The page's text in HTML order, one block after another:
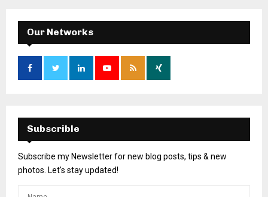
Our Networks
Subscrible
Subscribe my Newsletter for new blog posts, tips & new
photos. Let's stay updated!